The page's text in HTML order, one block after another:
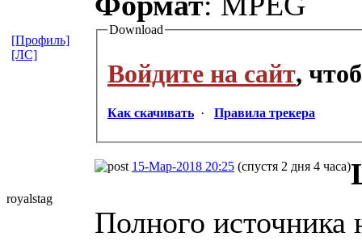
Download
Войдите на сайт,
Как скачивать · Правила трекера
[Профиль]
[ЛС]
royalstag
15-Мар-2018 20:25 (спустя 2 дня 4 часа)
Полного